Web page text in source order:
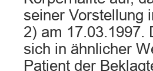
seiner Vorstellung
2) am 17.03.1997.
sich in ähnlicher
Patient der